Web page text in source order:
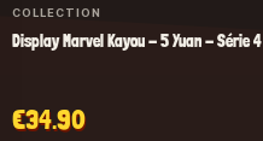
COLLECTION
Display Marvel Kayou - 5 Yuan - Série 4
€34.90